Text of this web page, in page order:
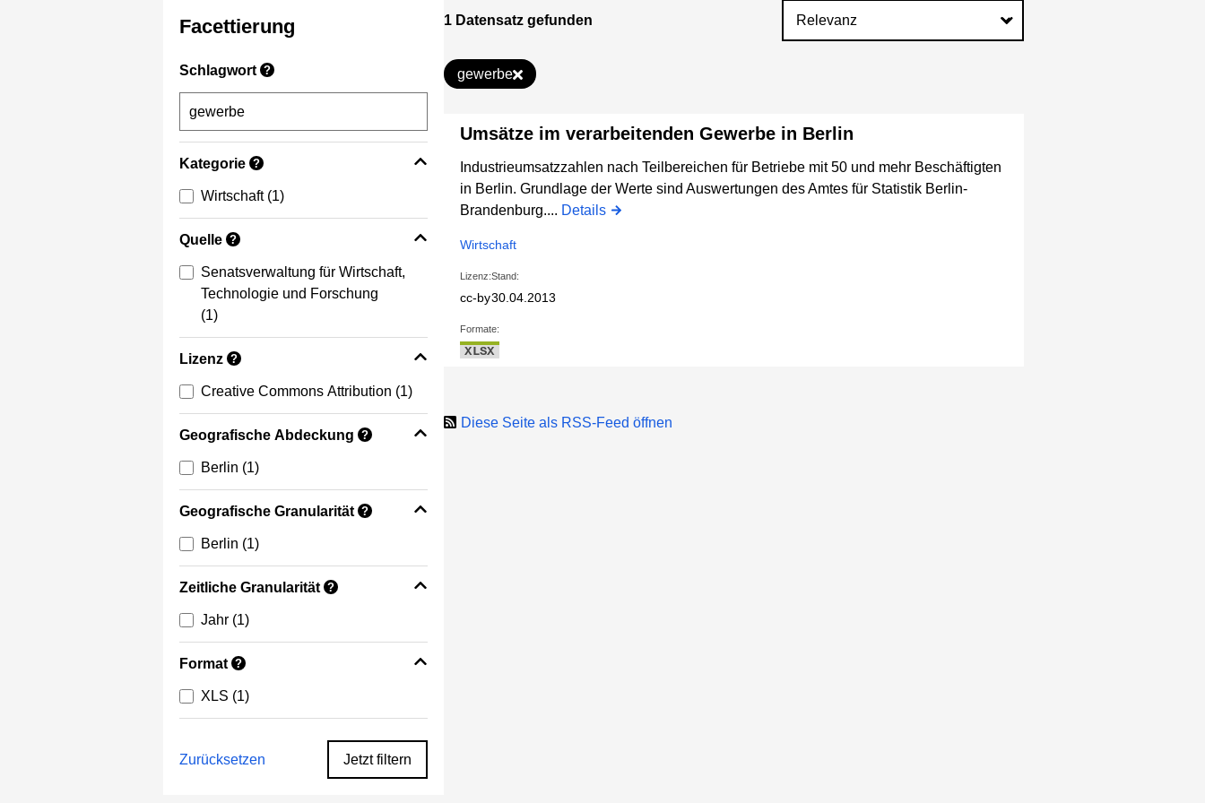
Facettierung
Schlagwort ?
Kategorie ?
Wirtschaft (1)
Quelle ?
Senatsverwaltung für Wirtschaft,
Technologie und Forschung
(1)
Lizenz ?
Creative Commons Attribution (1)
Geografische Abdeckung ?
Berlin (1)
Geografische Granularität ?
Berlin (1)
Zeitliche Granularität ?
Jahr (1)
Format ?
XLS (1)
Zurücksetzen Jetzt filtern
1 Datensatz gefunden
gewerbe
Umsätze im verarbeitenden Gewerbe in Berlin
Industrieumsatzzahlen nach Teilbereichen für Betriebe mit 50 und mehr Beschäftigten
in Berlin. Grundlage der Werte sind Auswertungen des Amtes für Statistik Berlin-
Brandenburg.... Details
Wirtschaft
Lizenz:
cc-by
Stand:
30.04.2013
Formate:
XLSX
Diese Seite als RSS-Feed öffnen